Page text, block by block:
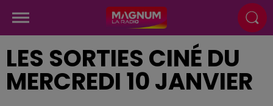
LES SORTIES CINÉ DU
MERCREDI 10 JANVIER